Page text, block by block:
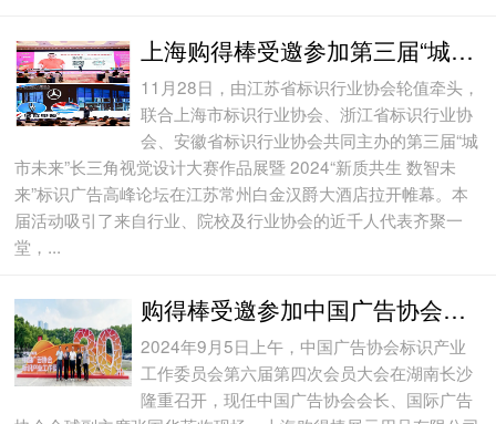
上海购得棒受邀参加第三届“城市未来”长三角视觉设计大赛颁奖典礼暨“新质共生，数智未来”标识广告高峰论···
11月28日，由江苏省标识行业协会轮值牵头，
联合上海市标识行业协会、浙江省标识行业协
会、安徽省标识行业协会共同主办的第三届“城
市未来”长三角视觉设计大赛作品展暨 2024“新质共生 数智未
来”标识广告高峰论坛在江苏常州白金汉爵大酒店拉开帷幕。本
届活动吸引了来自行业、院校及行业协会的近千人代表齐聚一
堂，...
购得棒受邀参加中国广告协会标识产业工作委员会成立30周年活动
2024年9月5日上午，中国广告协会标识产业
工作委员会第六届第四次会员大会在湖南长沙
隆重召开，现任中国广告协会会长、国际广告